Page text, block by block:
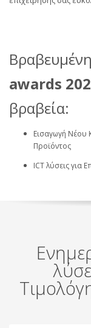
awards
βραβεία:
Εισαγωγή Νέου
Προϊόντος
ICT λύσεις για